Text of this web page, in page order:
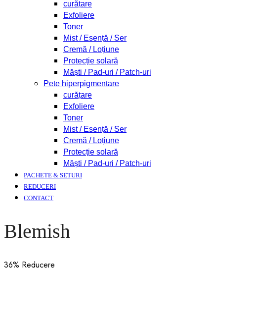
curățare
Exfoliere
Toner
Mist / Esență / Ser
Cremă / Loțiune
Protecție solară
Măști / Pad-uri / Patch-uri
Pete hiperpigmentare
curățare
Exfoliere
Toner
Mist / Esență / Ser
Cremă / Loțiune
Protecție solară
Măști / Pad-uri / Patch-uri
PACHETE & SETURI
REDUCERI
CONTACT
Blemish
36% Reducere